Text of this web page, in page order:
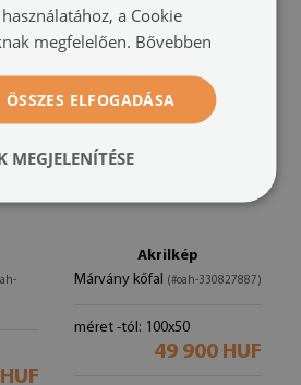
Akrilkép
Márvány kőfal (#oah-330827887)
méret -tól: 100x50
49 900 HUF
a Cookie
megfelelően. Bővebben
ÖSSZES ELFOGADÁSA
MEGJELENÍTÉSE